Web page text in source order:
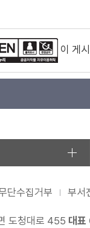
이 게
단수집거부 부서
도청대로 455 대표